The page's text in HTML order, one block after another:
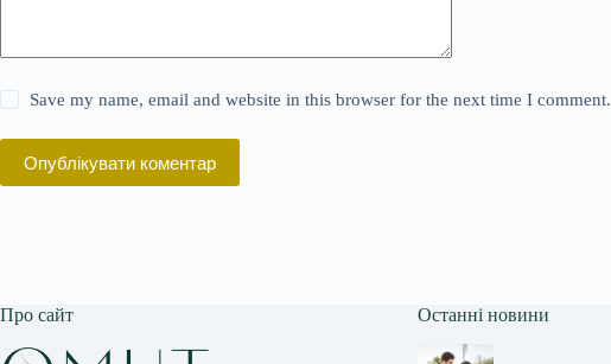
Save my name, email and website in this browser for the next time I comment.
Опублікувати коментар
Про сайт Останні новини